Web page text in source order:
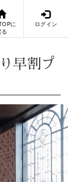
に
る
ログイン
早割プ